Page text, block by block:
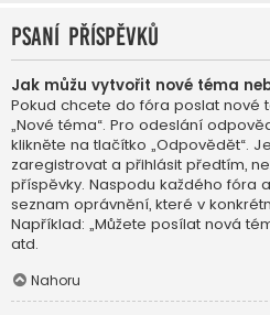
Psaní příspěvků
Jak můžu vytvořit nové téma
Pokud chcete do fóra poslat nové
„Nové téma“. Pro odeslání
klikněte na tlačítko „Odpovědět“.
zaregistrovat a přihlásit předtím,
příspěvky. Naspodu každého fóra
seznam oprávnění, které v
Například: „Můžete posílat nová
atd.
Nahoru